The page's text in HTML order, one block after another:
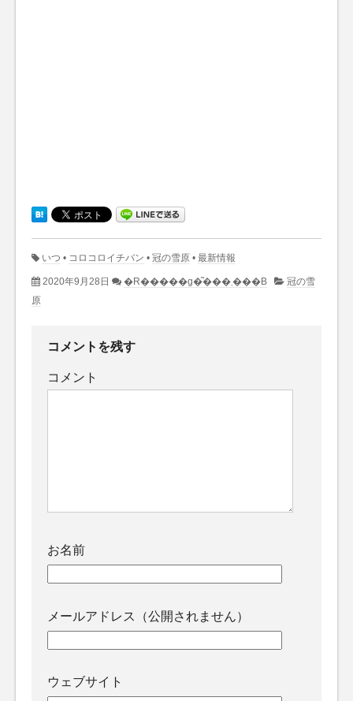
いつ • コロコロイチバン • 冠の雪原 • 最新情報
2020年9月28日 �R�����g�͂���܂���B
冠の雪
原
コメントを残す
コメント
お名前
メールアドレス（公開されません）
ウェブサイト